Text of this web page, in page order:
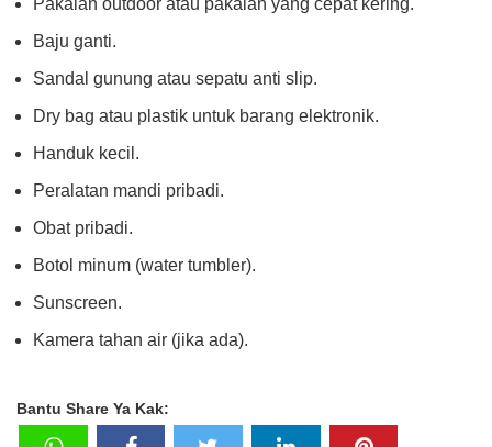
Baju ganti.
Sandal gunung atau sepatu anti slip.
Dry bag atau plastik untuk barang elektronik.
Handuk kecil.
Peralatan mandi pribadi.
Obat pribadi.
Botol minum (water tumbler).
Sunscreen.
Kamera tahan air (jika ada).
Bantu Share Ya Kak: